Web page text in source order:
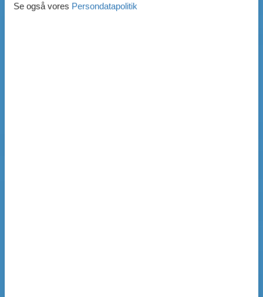
Se også vores Persondatapolitik